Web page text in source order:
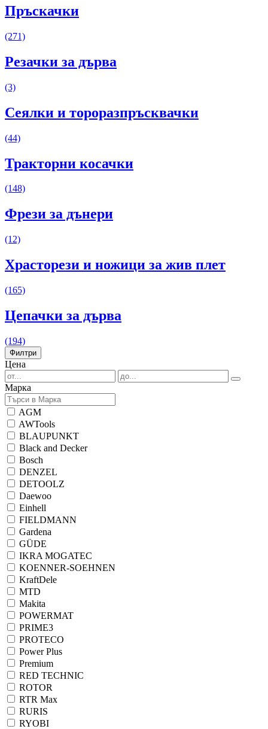
Пръскачки
(271)
Резачки за дърва
(3)
Сеялки и тороразпръсквачки
(44)
Тракторни косачки
(148)
Фрези за дънери
(12)
Храсторези и ножици за жив плет
(165)
Цепачки за дърва
(194)
Филтри
Цена
Марка
AGM
AWTools
BLAUPUNKT
Black and Decker
Bosch
DENZEL
DETOOLZ
Daewoo
Einhell
FIELDMANN
Gardena
GÜDE
IKRA MOGATEC
KOENNER-SOEHNEN
KraftDele
MTD
Makita
POWERMAT
PRIME3
PROTECO
Power Plus
Premium
RED TECHNIC
ROTOR
RTR Max
RURIS
RYOBI